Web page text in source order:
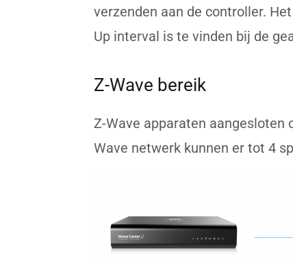
verzenden aan de controller.
Up interval is te vinden bij de
Z-Wave bereik
Z-Wave apparaten aangesloten
Wave netwerk kunnen er tot 4